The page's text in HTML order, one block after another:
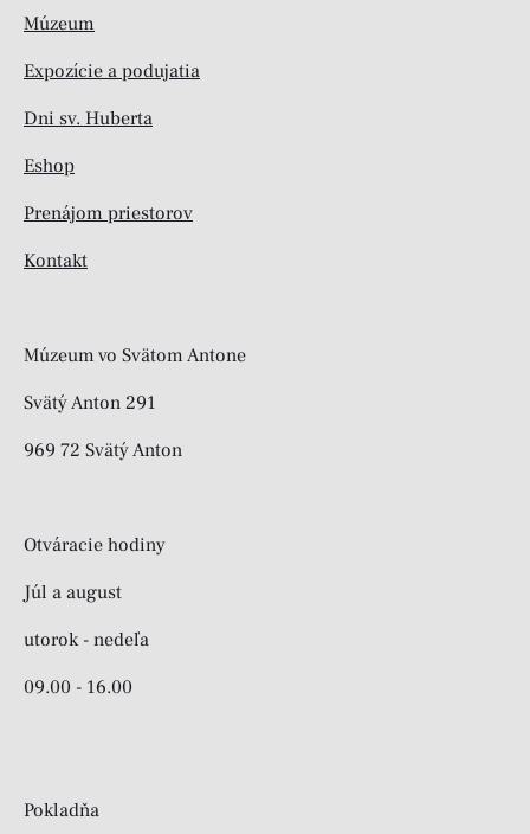
Múzeum
Expozície a podujatia
Dni sv. Huberta
Eshop
Prenájom priestorov
Kontakt
Múzeum vo Svätom Antone
Svätý Anton 291
969 72 Svätý Anton
Otváracie hodiny
Júl a august
utorok - nedeľa
09.00 - 16.00
Pokladňa